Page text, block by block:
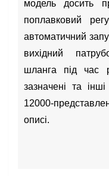
модель досить
поплавковий
автоматичний
вихідний
шланга під час
зазначені та
12000-
описі.